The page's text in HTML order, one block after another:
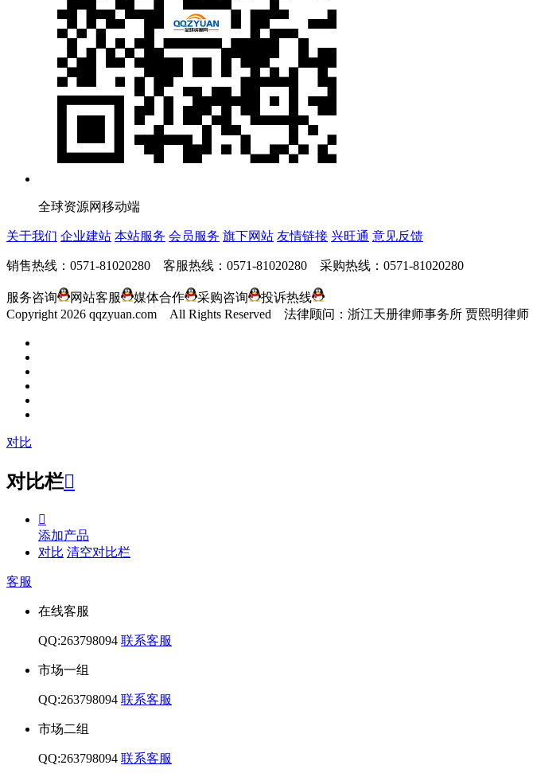
全球资源网移动端
关于我们 企业建站 本站服务 会员服务 旗下网站 友情链接 兴旺通 意见反馈
销售热线：0571-81020280 客服热线：0571-81020280 采购热线：0571-81020280
服务咨询 网站客服 媒体合作 采购咨询
投诉热线
Copyright 2026 qqzyuan.com All Rights Reserved 法律顾问：浙江天册律师事务所 贾熙明律师
对比
对比栏

添加产品
对比 清空对比栏
客服
在线客服
QQ:263798094 联系客服
市场一组
QQ:263798094 联系客服
市场二组
QQ:263798094 联系客服